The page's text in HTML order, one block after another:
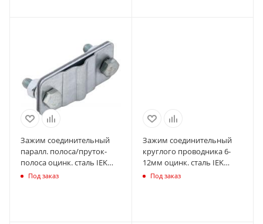
Зажим соединительный
паралл. полоса/пруток-
полоса оцинк. сталь IEK
ZCC24-11-1-16-40
Под заказ
Зажим соединительный
круглого проводника 6-
12мм оцинк. сталь IEK
ZCC80-11-1-16
Под заказ